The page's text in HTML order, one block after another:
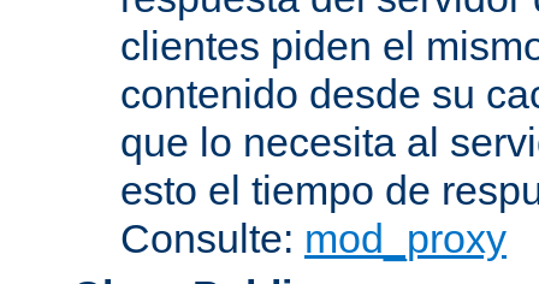
clientes piden el
contenido desde su
que lo necesita al
esto el tiempo de
Consulte: mod_proxy